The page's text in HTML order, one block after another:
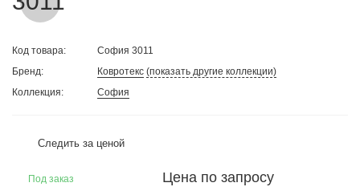
Код товара:
София 3011
Бренд:
Ковротекс (показать другие коллекции)
Коллекция:
София
Следить за ценой
Цена по запросу
Под заказ